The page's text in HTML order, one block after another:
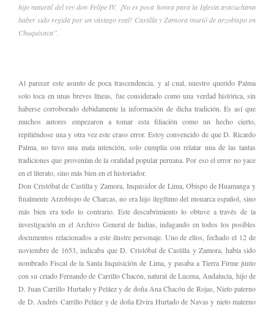
hijo natural del rey don Felipe IV. ¡No es poca honra para la Iglesia ayacuchana
haber sido regida por un vástago real! Castilla y Zamora murió de arzobispo en
Chuquisaca”.
Al parecer este asunto de poca trascendencia, y al cual, nuestro querido Palma
solo toca en unas breves líneas, fue considerado como una verdad histórica, sin
haberse corroborado debidamente la información de dicha tradición. Es así que
muchos autores empezaron a tomar esta filiación como un hecho cierto,
repitiéndose una y otra vez este craso error. Estoy convencido de que D. Ricardo
Palma, no tuvo una mala intención, solo cumplía con relatar una de las tantas
tradiciones que provenían de la oralidad popular peruana. Por eso el error no yace
en el literato, sino más bien en el historiador.
Don Cristóbal de Castilla y Zamora, Inquisidor de Lima, Obispo de Huamanga y
finalmente Arzobispo de Charcas, no era hijo ilegítimo del monarca español, sino
más bien era todo lo contrario. Este descubrimiento lo obtuve a través de la
investigación en el Archivo General de Indias, indagando en todos los posibles
documentos relacionados a este ilustre personaje. Uno de ellos, fechado el 12 de
noviembre de 1653, indicaba que D. Cristóbal de Castilla y Zamora, había sido
nombrado Fiscal de la Santa Inquisición de Lima, y pasaba a Tierra Firme junto
con su criado Fernando de Carrillo Chacón, natural de Lucena, Andalucía, hijo de
D. Juan Carrillo Hurtado y Peláez y de doña Ana Chacón de Rojas, Nieto paterno
de D. Andrés Carrillo Peláez y de doña Elvira Hurtado de Navas y nieto materno